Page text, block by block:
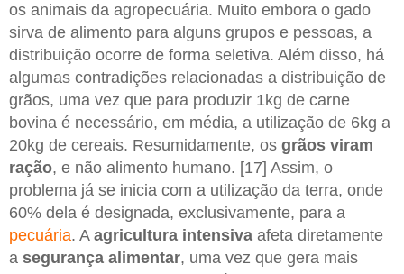
os animais da agropecuária. Muito embora o gado
sirva de alimento para alguns grupos e pessoas, a
distribuição ocorre de forma seletiva. Além disso, há
algumas contradições relacionadas a distribuição de
grãos, uma vez que para produzir 1kg de carne
bovina é necessário, em média, a utilização de 6kg a
20kg de cereais. Resumidamente, os grãos viram
ração, e não alimento humano. [17] Assim, o
problema já se inicia com a utilização da terra, onde
60% dela é designada, exclusivamente, para a
pecuária. A agricultura intensiva afeta diretamente
a segurança alimentar, uma vez que gera mais